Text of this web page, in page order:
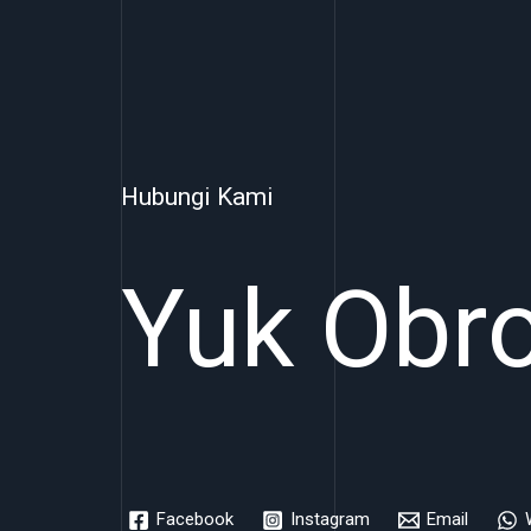
Hubungi Kami
Yuk
Facebook Instagram Email